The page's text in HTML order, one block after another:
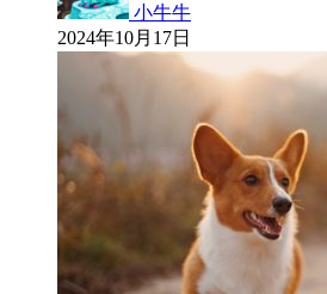
小牛牛
2024年10月17日